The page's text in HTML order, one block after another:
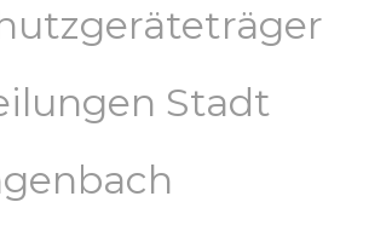
Stadt